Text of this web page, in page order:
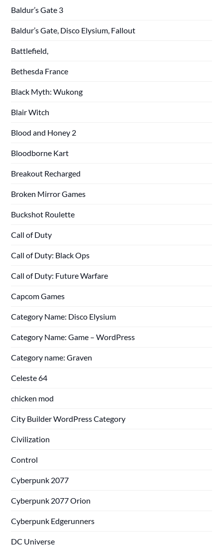
Baldur’s Gate 3
Baldur’s Gate, Disco Elysium, Fallout
Battlefield,
Bethesda France
Black Myth: Wukong
Blair Witch
Blood and Honey 2
Bloodborne Kart
Breakout Recharged
Broken Mirror Games
Buckshot Roulette
Call of Duty
Call of Duty: Black Ops
Call of Duty: Future Warfare
Capcom Games
Category Name: Disco Elysium
Category Name: Game – WordPress
Category name: Graven
Celeste 64
chicken mod
City Builder WordPress Category
Civilization
Control
Cyberpunk 2077
Cyberpunk 2077 Orion
Cyberpunk Edgerunners
DC Universe